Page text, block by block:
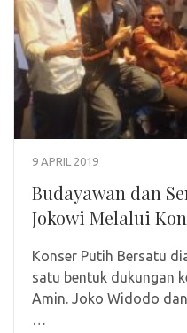
9 APRIL 2019
Budayawan dan
Jokowi Melalui
Konser Putih Bersatu
satu bentuk dukungan
Amin. Joko Widodo
…